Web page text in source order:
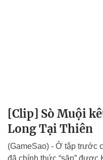
[Clip] Sò Muội
Long Tại Thiên
(GameSao) - Ở tập trước
đã chính thức “săn” được